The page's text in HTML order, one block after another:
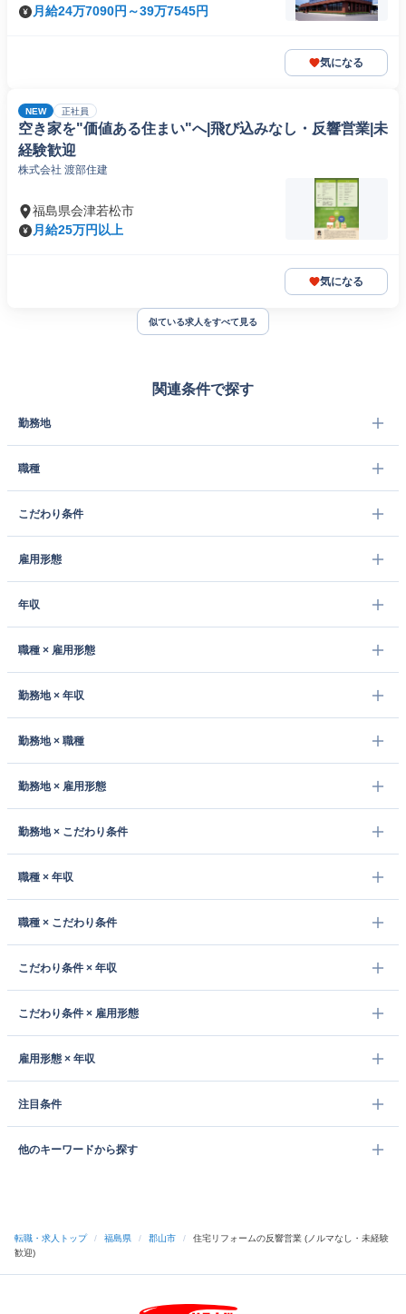
月給24万7090円～39万7545円
気になる
NEW 正社員
空き家を"価値ある住まい"へ|飛び込みなし・反響営業|未
経験歓迎
株式会社 渡部住建
福島県会津若松市
月給25万円以上
気になる
似ている求人をすべて見る
関連条件で探す
勤務地
職種
こだわり条件
雇用形態
年収
職種 × 雇用形態
勤務地 × 年収
勤務地 × 職種
勤務地 × 雇用形態
勤務地 × こだわり条件
職種 × 年収
職種 × こだわり条件
こだわり条件 × 年収
こだわり条件 × 雇用形態
雇用形態 × 年収
注目条件
他のキーワードから探す
転職・求人トップ / 福島県 / 郡山市 /
住宅リフォームの反響営業 (ノルマなし・未経験
歓迎)